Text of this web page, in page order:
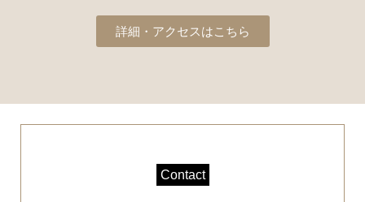
詳細・アクセスはこちら
Contact